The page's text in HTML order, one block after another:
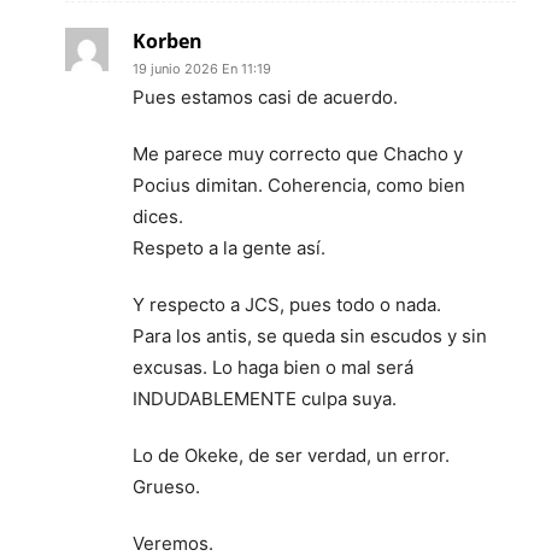
Korben
19 junio 2026 En 11:19
Pues estamos casi de acuerdo.
Me parece muy correcto que Chacho y
Pocius dimitan. Coherencia, como bien
dices.
Respeto a la gente así.
Y respecto a JCS, pues todo o nada.
Para los antis, se queda sin escudos y sin
excusas. Lo haga bien o mal será
INDUDABLEMENTE culpa suya.
Lo de Okeke, de ser verdad, un error.
Grueso.
Veremos.